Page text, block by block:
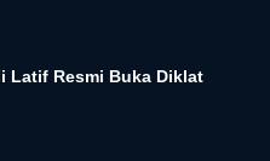
Latif Resmi Buka Diklat